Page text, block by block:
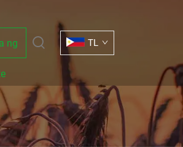
ng TL